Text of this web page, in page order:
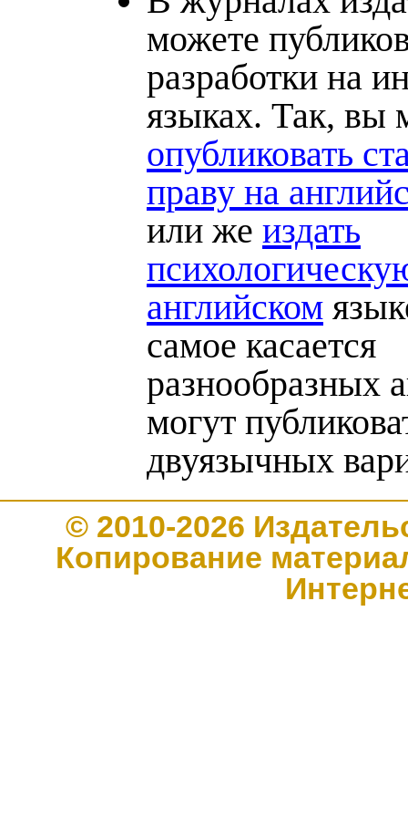
можете
разработки на
языках. Так, вы
опубликовать
праву на
или же издать
английском
самое касается
разнообразных
могут
двуязычных
© 2010-2026
Копирование